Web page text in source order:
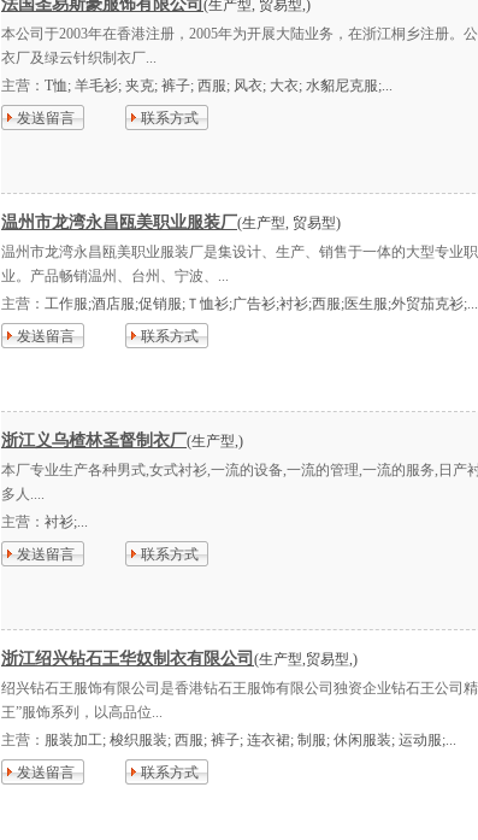
法国圣易斯豪服饰有限公司 (生产型, 贸易型,)
本公司于2003年在香港注册，2005年为开展大陆业务，在浙江桐乡注册。
衣厂及绿云针织制衣厂...
主营： T恤; 羊毛衫; 夹克; 裤子; 西服; 风衣; 大衣; 水貂尼克服;...
发送留言
联系方式
温州市龙湾永昌瓯美职业服装厂(生产型, 贸易型)
温州市龙湾永昌瓯美职业服装厂是集设计、生产、销售于一体的大型专业
业。产品畅销温州、台州、宁波、...
主营： 工作服;酒店服;促销服;Ｔ恤衫;广告衫;衬衫;西服;医生服;外贸茄克衫;...
发送留言
联系方式
浙江义乌楂林圣督制衣厂(生产型,)
本厂专业生产各种男式,女式衬衫,一流的设备,一流的管理,一流的服务,日产
多人....
主营： 衬衫;...
发送留言
联系方式
浙江绍兴钻石王华奴制衣有限公司 (生产型,贸易型,)
绍兴钻石王服饰有限公司是香港钻石王服饰有限公司独资企业钻石王公司
王”服饰系列，以高品位...
主营： 服装加工; 梭织服装; 西服; 裤子; 连衣裙; 制服; 休闲服装; 运动服;...
发送留言
联系方式